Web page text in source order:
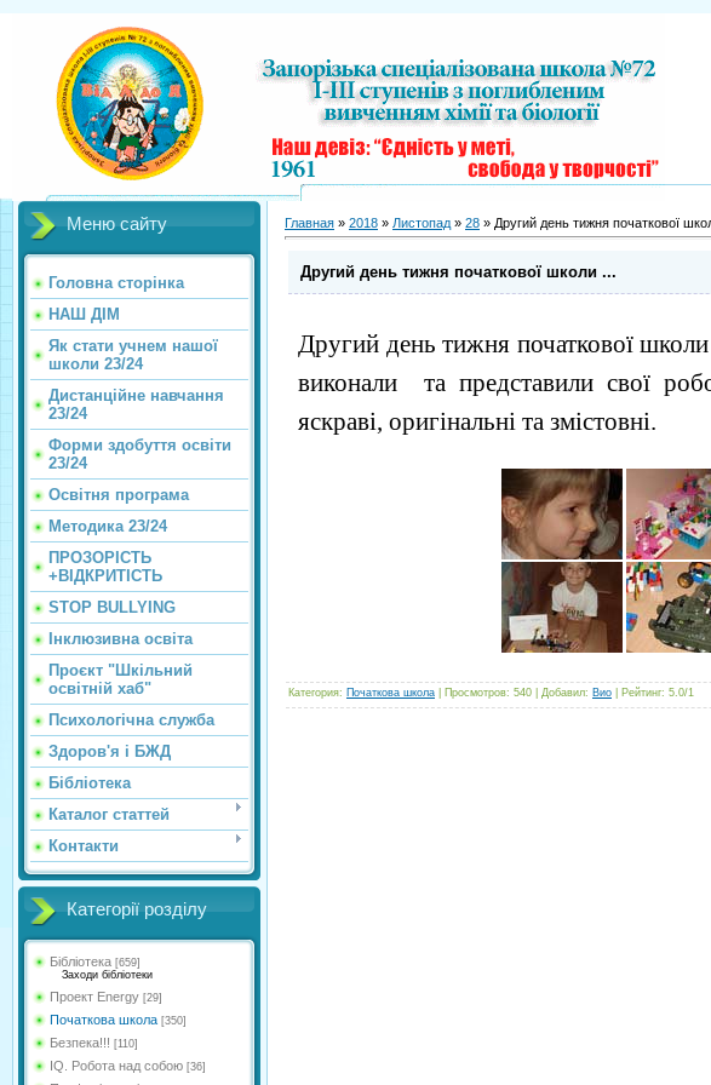
Меню сайту
Головна сторінка
НАШ ДІМ
Як стати учнем нашої
школи 23/24
Дистанційне навчання
23/24
Форми здобуття освіти
23/24
Освітня програма
Методика 23/24
ПРОЗОРІСТЬ
+ВІДКРИТІСТЬ
STOP BULLYING
Інклюзивна освіта
Проєкт "Шкільний
освітній хаб"
Психологічна служба
Здоров'я і БЖД
Бібліотека
Каталог статтей
Контакти
Категорії розділу
Бібліотека [659]
Заходи бібліотеки
Проект Energy [29]
Початкова школа [350]
Безпека!!! [110]
IQ. Робота над собою [36]
Главная » 2018 » Листопад » 28 » Другий день тижня початкової
Другий день тижня початкової школи ...
Другий день тижня початкової
виконали та представили свої
яскраві, оригінальні та змістовні.
Категория: Початкова школа Просмотров: 540 Добавил: Вио Рейтинг: 5.0/1